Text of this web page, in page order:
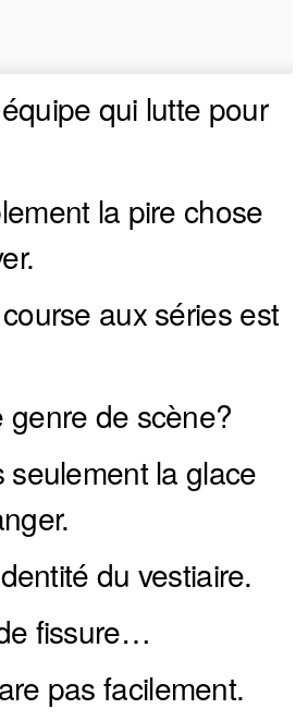
qui lutte pour
la pire chose
aux séries est
genre de scène?
seulement la glace
du vestiaire.
fissure…
pas facilement.